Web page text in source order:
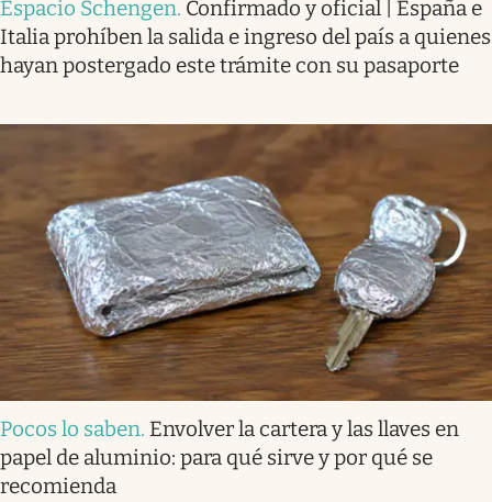
Espacio Schengen. Confirmado y oficial | España e
Italia prohíben la salida e ingreso del país a quienes
hayan postergado este trámite con su pasaporte
Pocos lo saben. Envolver la cartera y las llaves en
papel de aluminio: para qué sirve y por qué se
recomienda